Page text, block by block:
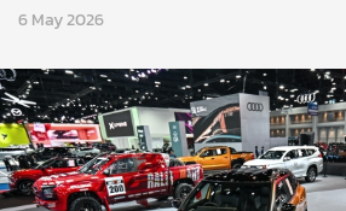
6 May 2026